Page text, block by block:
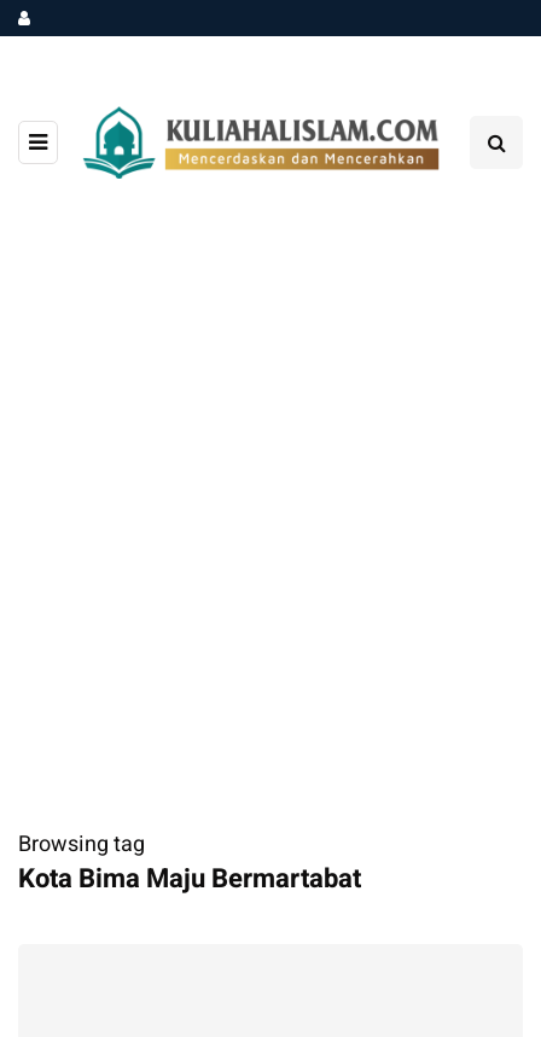
Browsing tag
Kota Bima Maju Bermartabat